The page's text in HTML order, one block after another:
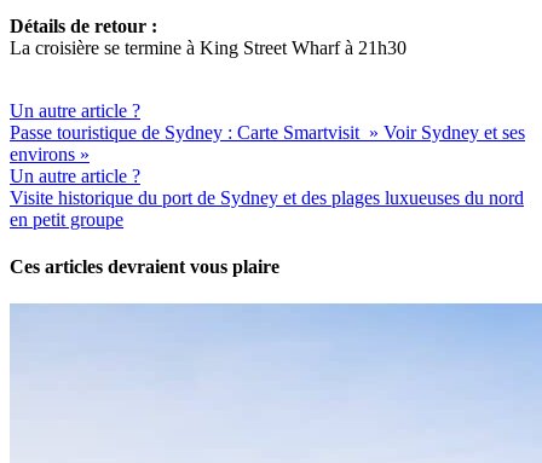
Détails de retour :
La croisière se termine à King Street Wharf à 21h30
Un autre article ?
Passe touristique de Sydney : Carte Smartvisit » Voir Sydney et ses
environs »
Un autre article ?
Visite historique du port de Sydney et des plages luxueuses du nord
en petit groupe
Ces articles devraient vous plaire